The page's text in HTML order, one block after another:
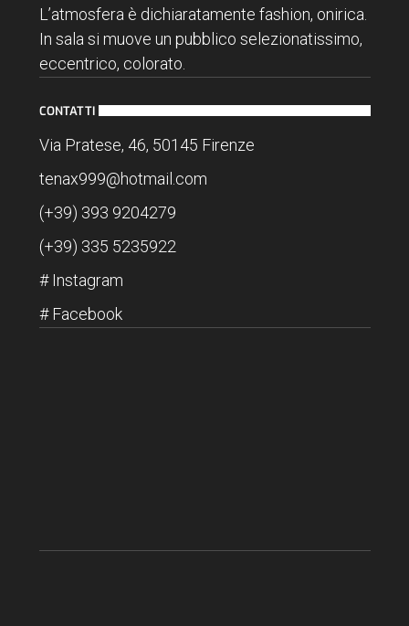
L’atmosfera è dichiaratamente fashion, onirica.
In sala si muove un pubblico selezionatissimo,
eccentrico, colorato.
CONTATTI
Via Pratese, 46, 50145 Firenze
tenax999@hotmail.com
(+39) 393 9204279
(+39) 335 5235922
#Instagram
#Facebook